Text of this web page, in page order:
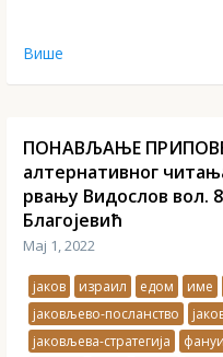
Више
ПОНАВЉАЊЕ
алтернативног
рвању Видослов вол.
Благојевић
Мај 1, 2022
jaков израил едом име
jaковљево-посланство
јаковљева-стратегија